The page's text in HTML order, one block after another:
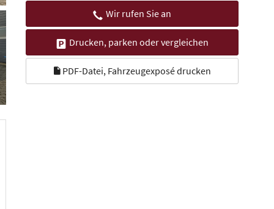
Wir rufen Sie an
Drucken, parken oder vergleichen
PDF-Datei, Fahrzeugexposé drucken